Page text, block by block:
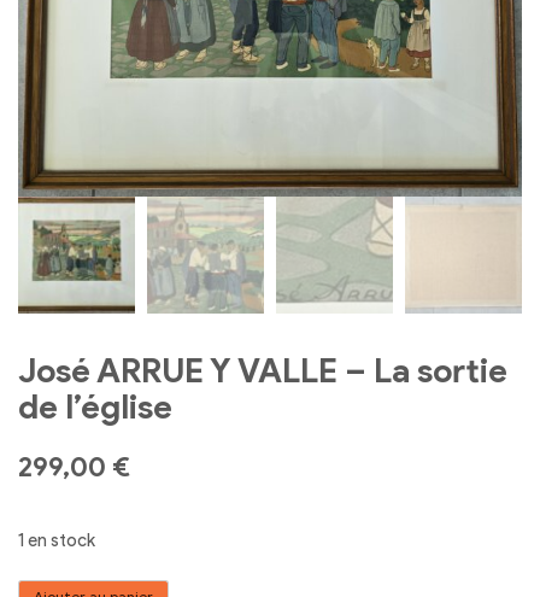
José ARRUE Y VALLE – La sortie
de l’église
299,00 €
1 en stock